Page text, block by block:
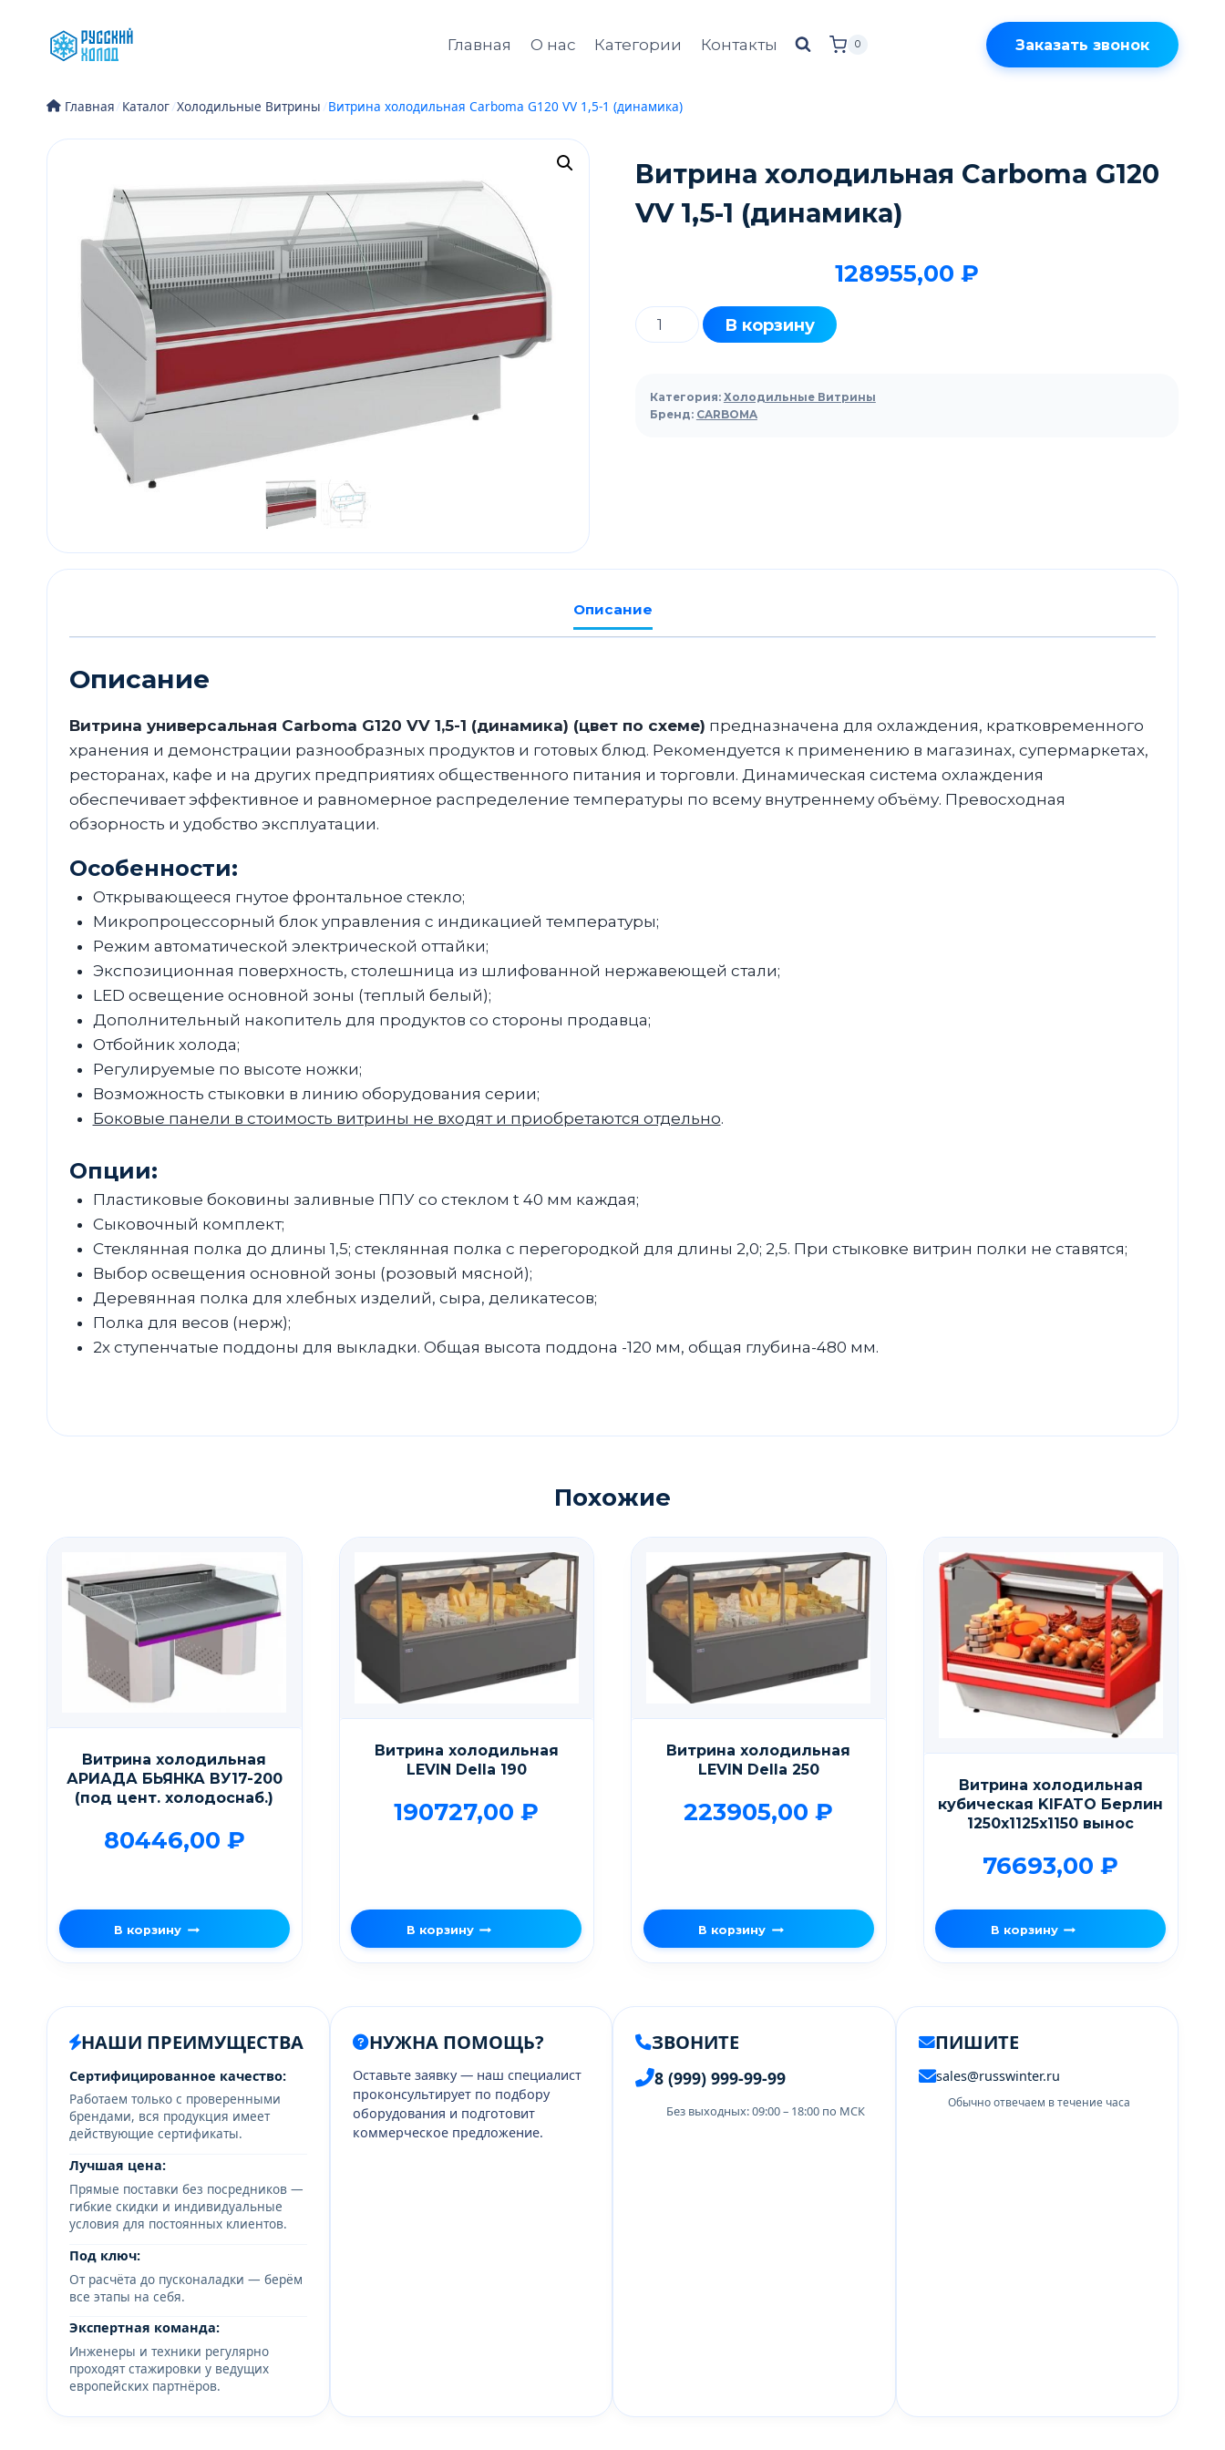
содержимому
Главная О нас Категории Контакты 0 Заказать звонок
Главная/Каталог/Холодильные Витрины /Витрина холодильная Carboma G120 VV 1,5-1 (динамика)
Витрина холодильная Carboma G120
VV 1,5-1 (динамика)
128955,00 ₽
Количество
товара
холодильная
Carboma
В корзину
Категория: Холодильные Витрины
Бренд: CARBOMA
Описание
Описание
Витрина универсальная Carboma G120 VV 1,5-1 (динамика) (цвет по схеме) предназначена для охлаждения, кратковременного
хранения и демонстрации разнообразных продуктов и готовых блюд. Рекомендуется к применению в магазинах, супермаркетах,
ресторанах, кафе и на других предприятиях общественного питания и торговли. Динамическая система охлаждения
обеспечивает эффективное и равномерное распределение температуры по всему внутреннему объёму. Превосходная
обзорность и удобство эксплуатации.
Особенности:
Открывающееся гнутое фронтальное стекло;
Микропроцессорный блок управления с индикацией температуры;
Режим автоматической электрической оттайки;
Экспозиционная поверхность, столешница из шлифованной нержавеющей стали;
LED освещение основной зоны (теплый белый);
Дополнительный накопитель для продуктов со стороны продавца;
Отбойник холода;
Регулируемые по высоте ножки;
Возможность стыковки в линию оборудования серии;
Боковые панели в стоимость витрины не входят и приобретаются отдельно.
Опции:
Пластиковые боковины заливные ППУ со стеклом t 40 мм каждая;
Сыковочный комплект;
Стеклянная полка до длины 1,5; стеклянная полка с перегородкой для длины 2,0; 2,5. При стыковке витрин полки не ставятся;
Выбор освещения основной зоны (розовый мясной);
Деревянная полка для хлебных изделий, сыра, деликатесов;
Полка для весов (нерж);
2х ступенчатые поддоны для выкладки. Общая высота поддона -120 мм, общая глубина-480 мм.
Похожие
Витрина холодильная
АРИАДА БЬЯНКА ВУ17-200
(под цент. холодоснаб.)
80446,00 ₽
В корзину
Витрина холодильная
LEVIN Della 190
190727,00₽
В корзину
Витрина холодильная
LEVIN Della 250
223905,00₽
В корзину
Витрина холодильная
кубическая KIFATO Берлин
1250х1125х1150 вынос
76693,00₽
В корзину
НАШИ ПРЕИМУЩЕСТВА
Сертифицированное качество:
Работаем только с проверенными
брендами, вся продукция имеет
действующие сертификаты.
Лучшая цена:
Прямые поставки без посредников —
гибкие скидки и индивидуальные
условия для постоянных клиентов.
Под ключ:
От расчёта до пусконаладки — берём
все этапы на себя.
Экспертная команда:
Инженеры и техники регулярно
проходят стажировки у ведущих
европейских партнёров.
НУЖНА ПОМОЩЬ?
Оставьте заявку — наш специалист
проконсультирует по подбору
оборудования и подготовит
коммерческое предложение.
ЗВОНИТЕ
8 (999) 999-99-99
Без выходных: 09:00 – 18:00 по МСК
ПИШИТЕ
sales@russwinter.ru
Обычно отвечаем в течение часа